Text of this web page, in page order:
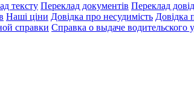
тексту Переклад документів Переклад
Наші ціни Довідка про несудимість Довідка
справки Справка о выдаче водительского